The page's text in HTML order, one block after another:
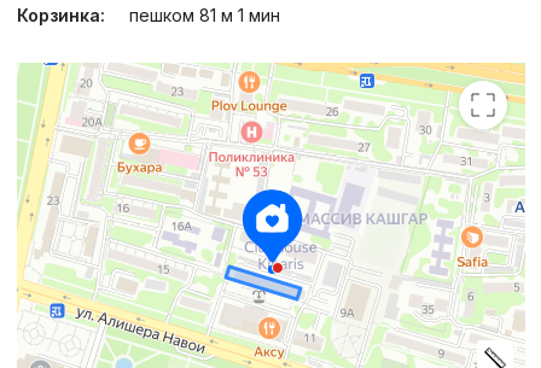
Корзинка:
пешком 81 м 1 мин